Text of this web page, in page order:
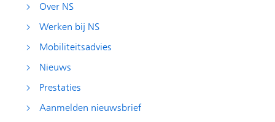
Over NS
Werken bij NS
Mobiliteitsadvies
Nieuws
Prestaties
Aanmelden nieuwsbrief